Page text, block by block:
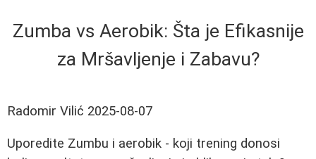
Zumba vs Aerobik: Šta je Efikasnije
za Mršavljenje i Zabavu?
Radomir Vilić 2025-08-07
Uporedite Zumbu i aerobik - koji trening donosi